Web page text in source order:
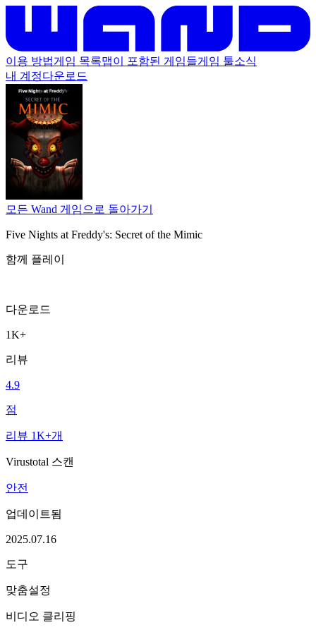
이용 방법게임 목록맵이 포함된 게임들게임 툴소식
내 계정다운로드
모든 Wand 게임으로 돌아가기
Five Nights at Freddy's: Secret of the Mimic
함께 플레이
다운로드
1K+
리뷰
4.9
점
리뷰 1K+개
Virustotal 스캔
안전
업데이트됨
2025.07.16
도구
맞춤설정
비디오 클리핑